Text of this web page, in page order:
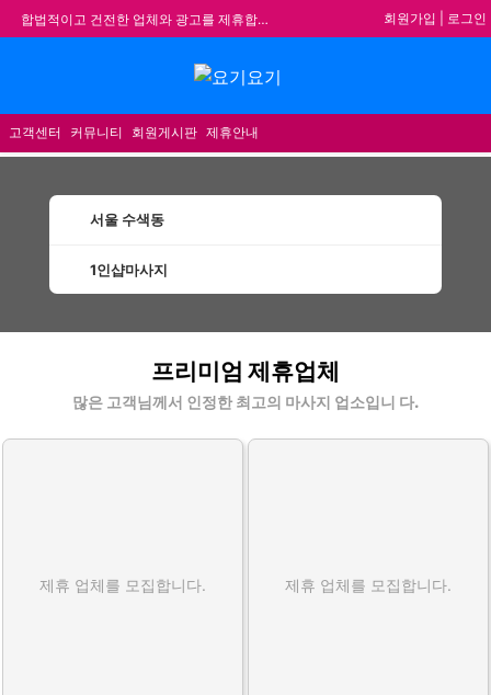
합법적이고 건전한 업체와 광고를 제휴합니다.
★요기요기 설 연휴 휴무 안내★
★ 요기요기 업체회원 안내사항 ★
회원가입 로그인
고객센터 커뮤니티 회원게시판 제휴안내
서울 수색동
1인샵마사지
프리미엄 제휴업체
많은 고객님께서 인정한 최고의 마사지 업소입니 다.
제휴 업체를 모집합니다. 제휴 업체를 모집합니다.